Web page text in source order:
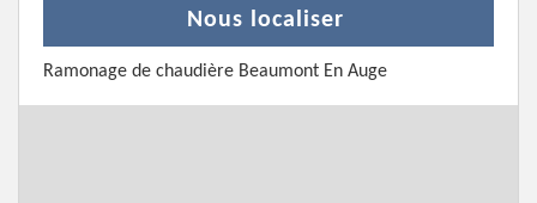
Nous localiser
Ramonage de chaudière Beaumont En Auge